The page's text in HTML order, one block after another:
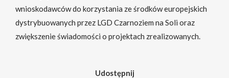
wnioskodawców do korzystania ze środków europejskich
dystrybuowanych przez LGD Czarnoziem na Soli oraz
zwiększenie świadomości o projektach zrealizowanych.
Udostępnij